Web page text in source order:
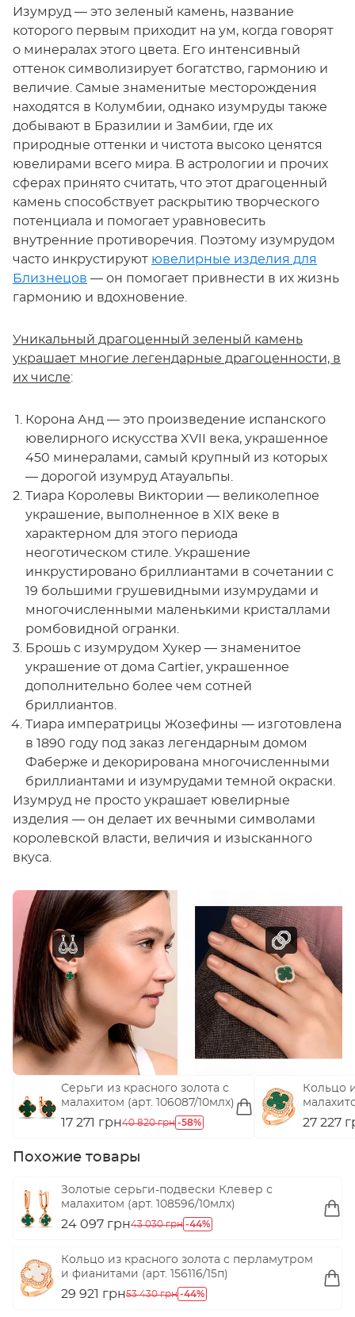
Изумруд — это зеленый камень, название
которого первым приходит на ум, когда говорят
о минералах этого цвета. Его интенсивный
оттенок символизирует богатство, гармонию и
величие. Самые знаменитые месторождения
находятся в Колумбии, однако изумруды также
добывают в Бразилии и Замбии, где их
природные оттенки и чистота высоко ценятся
ювелирами всего мира. В астрологии и прочих
сферах принято считать, что этот драгоценный
камень способствует раскрытию творческого
потенциала и помогает уравновесить
внутренние противоречия. Поэтому изумрудом
часто инкрустируют ювелирные изделия для
Близнецов — он помогает привнести в их жизнь
гармонию и вдохновение.
Уникальный драгоценный зеленый камень
украшает многие легендарные драгоценности, в
их числе:
Корона Анд — это произведение испанского
ювелирного искусства XVII века, украшенное
450 минералами, самый крупный из которых
— дорогой изумруд Атауальпы.
Тиара Королевы Виктории — великолепное
украшение, выполненное в XIX веке в
характерном для этого периода
неоготическом стиле. Украшение
инкрустировано бриллиантами в сочетании с
19 большими грушевидными изумрудами и
многочисленными маленькими кристаллами
ромбовидной огранки.
Брошь с изумрудом Хукер — знаменитое
украшение от дома Cartier, украшенное
дополнительно более чем сотней
бриллиантов.
Тиара императрицы Жозефины — изготовлена
в 1890 году под заказ легендарным домом
Фаберже и декорирована многочисленными
бриллиантами и изумрудами темной окраски.
Изумруд не просто украшает ювелирные
изделия — он делает их вечными символами
королевской власти, величия и изысканного
вкуса.
Серьги из красного золота с
малахитом (арт. 106087/10млх)
17 271 грн40 820 грн -58%
Кольцо
156116/
27 227
Похожие товары
Золотые серьги-подвески Клевер с
малахитом (арт. 108596/10млх)
24 097 грн43 030 грн -44%
Кольцо из красного золота с перламутром
и фианитами (арт. 156116/15п)
29 921 грн53 430 грн -44%